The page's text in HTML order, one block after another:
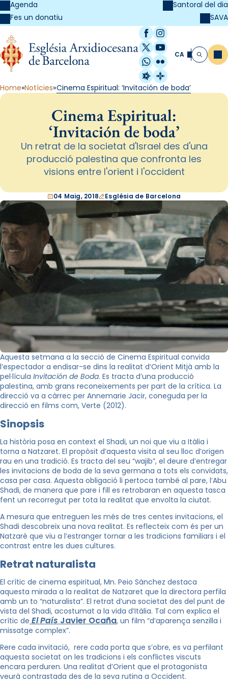
Agenda
Fes un donatiu
Santoral del dia
SAVA
Facebook
Instagram
X / Twitter
YouTube
WhatsApp
Flickr
Radio Estel
Catalunya
CA Cerca
Home Notícies Cinema Espiritual: ‘Invitación de boda’
Cinema Espiritual:
‘Invitación de boda’
Un retrat de la societat d'Israel des d'una
producció palestina que confronta les
visions entre l'orient i l'occident
04 Maig, 2018 Església de Barcelona
Aquesta setmana a la secció de Cinema Espiritual convida
l’espectador a endisar-se dins la realitat d’Orient Mitjà amb la
pel·lícula Invitación de Boda. Es tracta d’una producció
palestina, amb grans reconeixements per part de la crítica. La
direcció va a càrrec per Annemarie Jacir, coneguda per la
direcció en films com, Verte (2012).
Sinopsis
La història posa en context el Shadi, un noi que viu a Itàlia i
torna a Natzaret. El propòsit d’aquesta visita al seu lloc d’origen
rau en una tradició. Es tracta del seu “wajib”, el deure d’entregar
les invitacions de boda de la seva germana a tots els convidats,
casa per casa. Aquesta obligació li pertoca també al pare, l’Abu
Shadi, de manera que pare i fill es retrobaran en aquesta tasca
fent un recorregut per tota la realitat que envolta la ciutat.
A mesura que entreguen les més de tres centes invitacions, el
Shadi descobreix una nova realitat. Es reflecteix com és per un
Natzarè que viu a l’estranger tornar a les tradicions familiars i el
contrast entre les dues cultures.
Retrat naturalista
El crític de cinema espiritual, Mn. Peio Sánchez destaca
aquesta mirada a la realitat de Natzaret que la directora perfila
amb un to “naturalista”. El retrat d’una societat des del punt de
vista del Shadi, acostumat a la vida d’Itàlia. Tal com explica el
crític de El País Javier Ocaña, un film “d’aparença senzilla i
missatge complex”.
Rere cada invitació, rere cada porta que s’obre, es va perfilant
aquesta societat on les tradicions i els conflictes viscuts
encara perduren. Una realitat d’Orient que el protagonista
veurà contrastada des de la seva rutina a Occident.